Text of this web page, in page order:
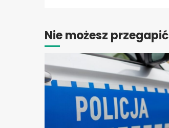
Nie możesz przegapić